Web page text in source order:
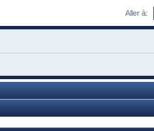
Aller à: